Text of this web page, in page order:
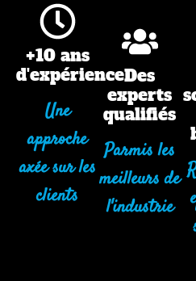
+10 ans
d'expérience
Une
approche
axée sur les
clients
Des
experts
qualifiés
Parmis les
meilleurs de
l'industrie